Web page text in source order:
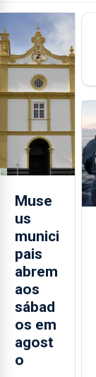
Muse
us
munici
pais
abrem
aos
sábad
os em
agost
o